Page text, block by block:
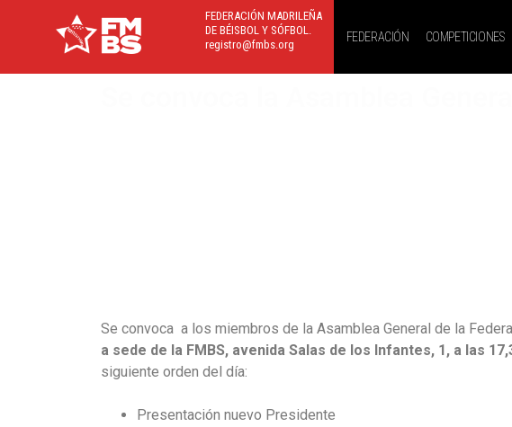
FEDERACIÓN MADRILEÑA
DE BÉISBOL Y SÓFBOL.
registro@fmbs.org
FEDERACIÓN COMPETICIONES
Se convoca a los miembros de la Asamblea General de la
a sede de la FMBS, avenida Salas de los Infantes, 1, a las
siguiente orden del día:
Presentación nuevo Presidente